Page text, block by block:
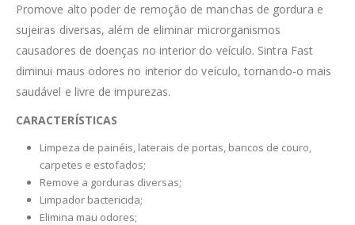
Promove alto poder de remoção de manchas de gordura e
sujeiras diversas, além de eliminar microrganismos
causadores de doenças no interior do veículo. Sintra Fast
diminui maus odores no interior do veículo, tornando-o mais
saudável e livre de impurezas.
CARACTERÍSTICAS
Limpeza de painéis, laterais de portas, bancos de couro,
carpetes e estofados;
Remove a gorduras diversas;
Limpador bactericida;
Elimina mau odores;